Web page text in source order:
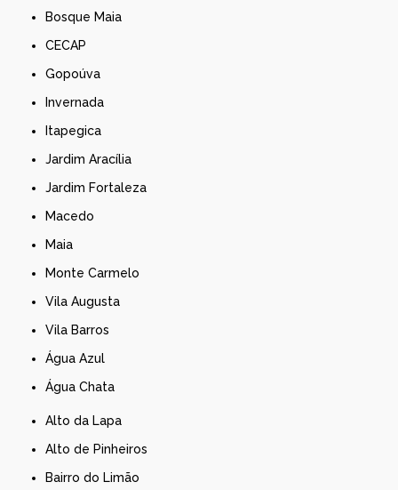
Bosque Maia
CECAP
Gopoúva
Invernada
Itapegica
Jardim Aracília
Jardim Fortaleza
Macedo
Maia
Monte Carmelo
Vila Augusta
Vila Barros
Água Azul
Água Chata
Alto da Lapa
Alto de Pinheiros
Bairro do Limão